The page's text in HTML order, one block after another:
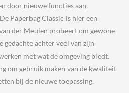
door nieuwe functies aan
Paperbag Classic is hier een
der Meulen probeert om gewone
gedachte achter veel van zijn
met wat de omgeving biedt.
om gebruik maken van de kwaliteit
bij de nieuwe toepassing.